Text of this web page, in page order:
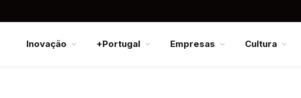
Inovação +Portugal Empresas Cultura